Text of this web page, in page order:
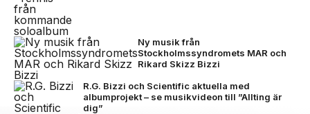
Ny musik från
Stockholmssyndromets MAR och
Rikard Skizz Bizzi
R.G. Bizzi och Scientific aktuella med
albumprojekt – se musikvideon till ”Allting är
dig”